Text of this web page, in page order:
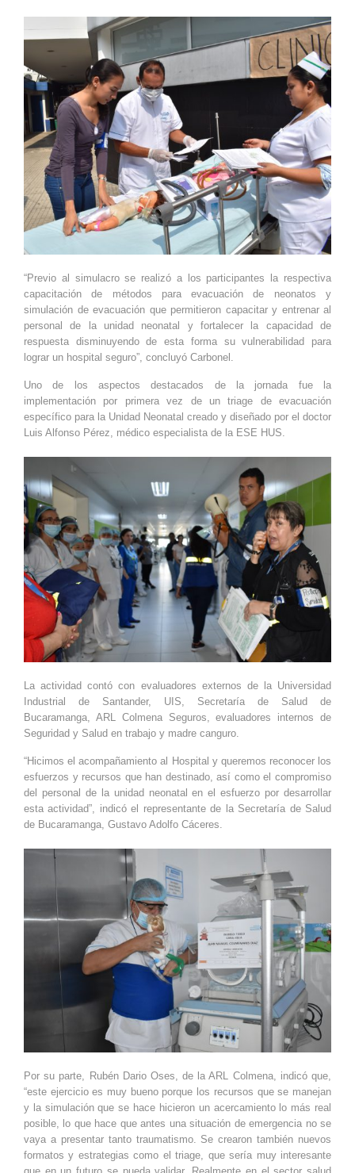
“Previo al simulacro se realizó a los participantes la respectiva
capacitación de métodos para evacuación de neonatos y
simulación de evacuación que permitieron capacitar y entrenar al
personal de la unidad neonatal y fortalecer la capacidad de
respuesta disminuyendo de esta forma su vulnerabilidad para
lograr un hospital seguro”, concluyó Carbonel.
Uno de los aspectos destacados de la jornada fue la
implementación por primera vez de un triage de evacuación
específico para la Unidad Neonatal creado y diseñado por el doctor
Luis Alfonso Pérez, médico especialista de la ESE HUS.
La actividad contó con evaluadores externos de la Universidad
Industrial de Santander, UIS, Secretaría de Salud de
Bucaramanga, ARL Colmena Seguros, evaluadores internos de
Seguridad y Salud en trabajo y madre canguro.
“Hicimos el acompañamiento al Hospital y queremos reconocer los
esfuerzos y recursos que han destinado, así como el compromiso
del personal de la unidad neonatal en el esfuerzo por desarrollar
esta actividad”, indicó el representante de la Secretaría de Salud
de Bucaramanga, Gustavo Adolfo Cáceres.
Por su parte, Rubén Dario Oses, de la ARL Colmena, indicó que,
“este ejercicio es muy bueno porque los recursos que se manejan
y la simulación que se hace hicieron un acercamiento lo más real
posible, lo que hace que antes una situación de emergencia no se
vaya a presentar tanto traumatismo. Se crearon también nuevos
formatos y estrategias como el triage, que sería muy interesante